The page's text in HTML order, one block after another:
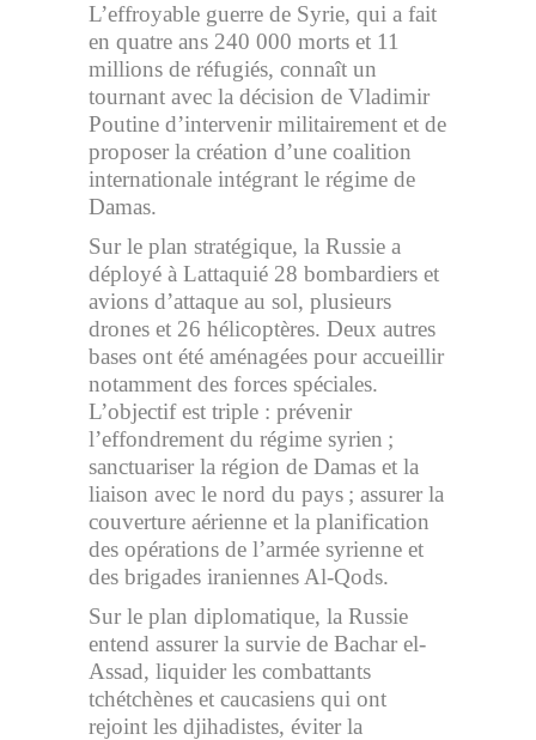
L’effroyable guerre de Syrie, qui a fait
en quatre ans 240 000 morts et 11
millions de réfugiés, connaît un
tournant avec la décision de Vladimir
Poutine d’intervenir militairement et de
proposer la création d’une coalition
internationale intégrant le régime de
Damas.
Sur le plan stratégique, la Russie a
déployé à Lattaquié 28 bombardiers et
avions d’attaque au sol, plusieurs
drones et 26 hélicoptères. Deux autres
bases ont été aménagées pour accueillir
notamment des forces spéciales.
L’objectif est triple : prévenir
l’effondrement du régime syrien ;
sanctuariser la région de Damas et la
liaison avec le nord du pays ; assurer la
couverture aérienne et la planification
des opérations de l’armée syrienne et
des brigades iraniennes Al-Qods.
Sur le plan diplomatique, la Russie
entend assurer la survie de Bachar el-
Assad, liquider les combattants
tchétchènes et caucasiens qui ont
rejoint les djihadistes, éviter la